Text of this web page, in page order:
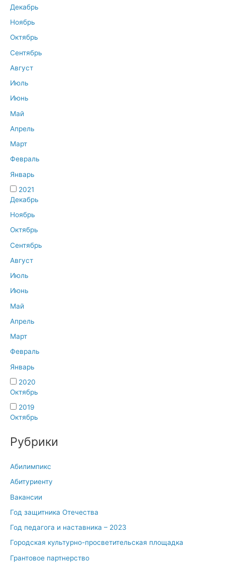
Декабрь
Ноябрь
Октябрь
Сентябрь
Август
Июль
Июнь
Май
Апрель
Март
Февраль
Январь
2021
Декабрь
Ноябрь
Октябрь
Сентябрь
Август
Июль
Июнь
Май
Апрель
Март
Февраль
Январь
2020
Октябрь
2019
Октябрь
Рубрики
Абилимпикс
Абитуриенту
Вакансии
Год защитника Отечества
Год педагога и наставника – 2023
Городская культурно-просветительская площадка
Грантовое партнерство